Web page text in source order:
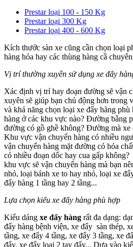
Prestar loại 100 - 150 Kg
Prestar loại 300 Kg
Prestar loại 400 - 600 Kg
Kích thước sàn xe cũng cần chọn loại
hàng hóa hay các thùng hàng cầ
Vị tríthường xuyên sử dụng xe đẩy
Xác định vị trí hay đoạn đường sẽ vận
xuyên sẽ giúp bạn chủ động hơn trong
và khả năng chọn loại xe đẩy hàng
hàng ở các khu vực nào? Đường bằng
đường có gồ ghề không? Đường mà xe
Khu vực vận chuyển hàng có nhiều
vận chuyển hàng mặt đường có hóa
có nhiều đoạn dốc hay cua gấp
khu vực sẽ vận chuyển hàng mà bạn
nhỏ, loại bánh xe to hay nhỏ, loại xe
đẩy hàng 1 tầng hay 2 tầng...
Lựa chọn kiểu xe đẩy hàng phù hợp
Kiểu dáng xe đẩy hàng rất đa dạng:
đẩy hàng bệnh viện, xe đẩy sàn thép,
tầng, xe đẩy 4 tầng, xe đẩy 3 tầng, xe
đẩy, xe đẩy loại 2 tay đẩy... Dựa vào